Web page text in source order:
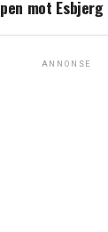
mot Esbjerg
ANNONSE